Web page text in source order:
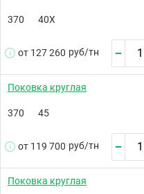
370 40Х
от 127 260 руб/тн
Поковка круглая
370 45
от 119 700 руб/тн
Поковка круглая